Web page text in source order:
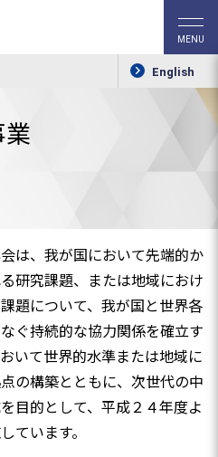
MENU
English
は、我が国において先端的か
研究課題、または地域におけ
題について、我が国と世界各
ぐ持続的な協力関係を確立す
いて世界的水準または地域に
の構築とともに、次世代の中
目的として、平成２４年度よ
ています。